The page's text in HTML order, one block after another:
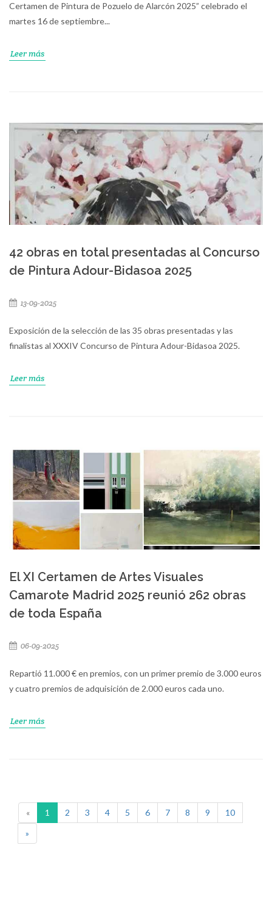
Certamen de Pintura de Pozuelo de Alarcón 2025” celebrado el
martes 16 de septiembre...
Leer más
42 obras en total presentadas al Concurso
de Pintura Adour-Bidasoa 2025
13-09-2025
Exposición de la selección de las 35 obras presentadas y las
finalistas al XXXIV Concurso de Pintura Adour-Bidasoa 2025.
Leer más
El XI Certamen de Artes Visuales
Camarote Madrid 2025 reunió 262 obras
de toda España
06-09-2025
Repartió 11.000 € en premios, con un primer premio de 3.000 euros
y cuatro premios de adquisición de 2.000 euros cada uno.
Leer más
« 1 2 3 4 5 6 7 8 9
10
»